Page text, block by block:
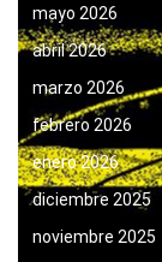
mayo 2026
abril 2026
marzo 2026
febrero 2026
enero 2026
diciembre 2025
noviembre 2025